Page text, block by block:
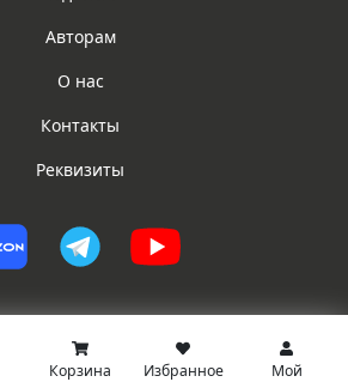
Авторам
О нас
Контакты
Реквизиты
© ИГ ЮРИСТ
Корзина Избранное Мой